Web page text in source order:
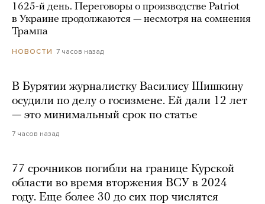
1625-й день. Переговоры о производстве Patriot
в Украине продолжаются — несмотря на сомнения
Трампа
НОВОСТИ 7 часов назад
В Бурятии журналистку Василису Шишкину
осудили по делу о госизмене. Ей дали 12 лет
— это минимальный срок по статье
7 часов назад
77 срочников погибли на границе Курской
области во время вторжения ВСУ в 2024
году. Еще более 30 до сих пор числятся